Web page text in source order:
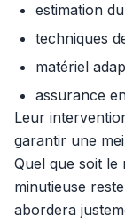
estimation
techniques
matériel
assurance
Leur
garantir une
Quel que soit
minutieuse
abordera